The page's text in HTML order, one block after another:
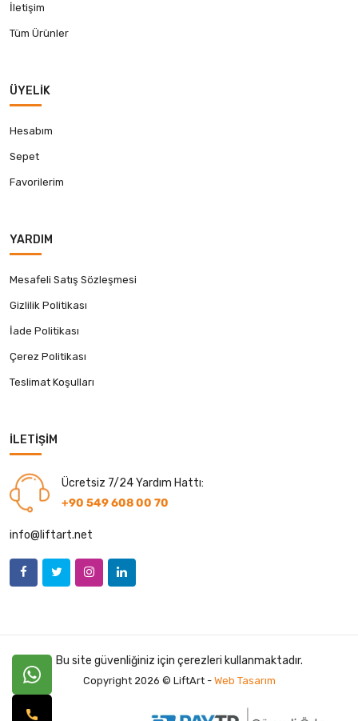
İletişim
Tüm Ürünler
ÜYELIK
Hesabım
Sepet
Favorilerim
YARDIM
Mesafeli Satış Sözleşmesi
Gizlilik Politikası
İade Politikası
Çerez Politikası
Teslimat Koşulları
İLETIŞIM
Ücretsiz 7/24 Yardım Hattı:
+90 549 608 00 70
info@liftart.net
Bu site güvenliğiniz için çerezleri kullanmaktadır.
Copyright 2026 © LiftArt - Web Tasarım